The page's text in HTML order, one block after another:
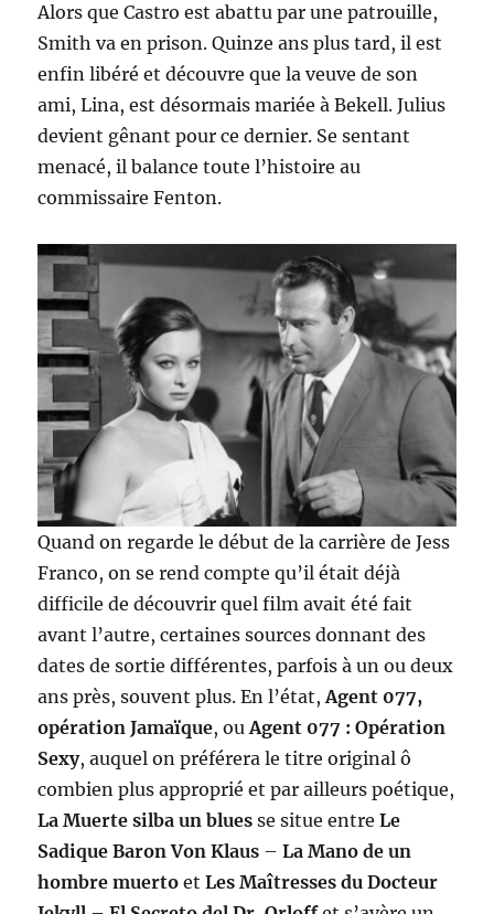
Alors que Castro est abattu par une patrouille,
Smith va en prison. Quinze ans plus tard, il est
enfin libéré et découvre que la veuve de son
ami, Lina, est désormais mariée à Bekell. Julius
devient gênant pour ce dernier. Se sentant
menacé, il balance toute l’histoire au
commissaire Fenton.
Quand on regarde le début de la carrière de Jess
Franco, on se rend compte qu’il était déjà
difficile de découvrir quel film avait été fait
avant l’autre, certaines sources donnant des
dates de sortie différentes, parfois à un ou deux
ans près, souvent plus. En l’état,Agent 077,
opération Jamaïque, ouAgent 077 : Opération
Sexy, auquel on préférera le titre original ô
combien plus approprié et par ailleurs poétique,
La Muerte silba un blues se situe entreLe
Sadique Baron Von Klaus –La Mano de un
hombre muerto etLes Maîtresses du Docteur